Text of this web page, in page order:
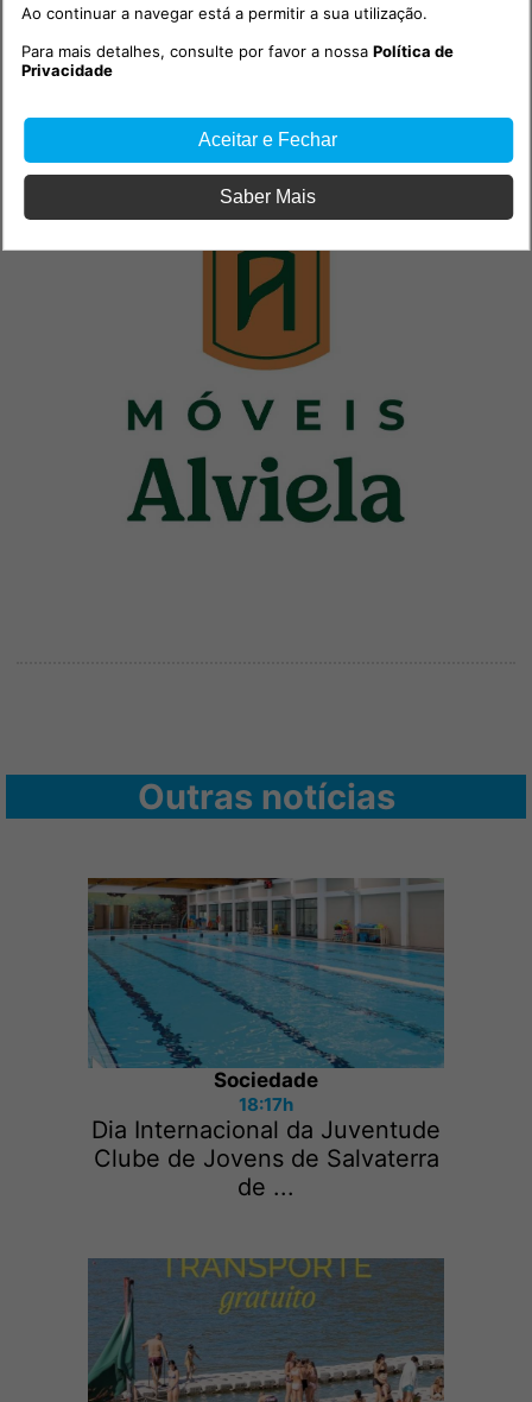
Outras notícias
Sociedade
18:17h
Dia Internacional da Juventude
Clube de Jovens de Salvaterra
de ...
Ao continuar a navegar está a permitir a sua utilização.
Para mais detalhes, consulte por favor a nossaPolítica de
Privacidade
Aceitar e Fechar
Saber Mais